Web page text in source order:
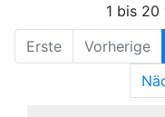
1 bis 20
Erste
Vorherige